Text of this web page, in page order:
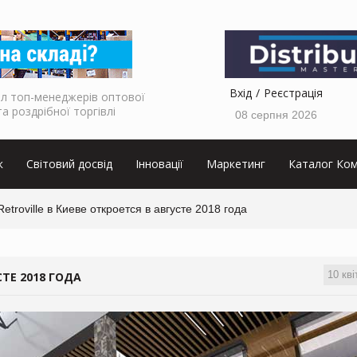
топ-менеджерів оптової
роздрібної торгівлі
Вхід Реєстрація
08 серпня 2026
Світовий досвід Інновації Маркетинг Каталог
в Киеве откроется в августе 2018 года
10
2018 ГОДА